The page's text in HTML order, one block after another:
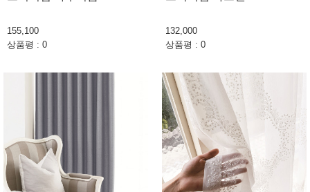
155,100
상품평 : 0
132,000
상품평 : 0